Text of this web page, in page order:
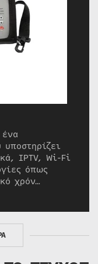
IPTV, Wi-Fi
όπως
χρόν…